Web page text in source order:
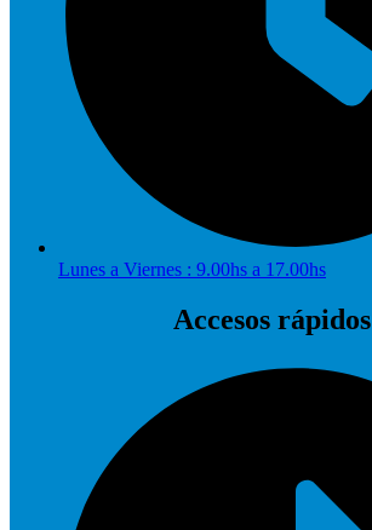
Lunes a Viernes : 9.00hs a 17.00hs
Accesos rápidos